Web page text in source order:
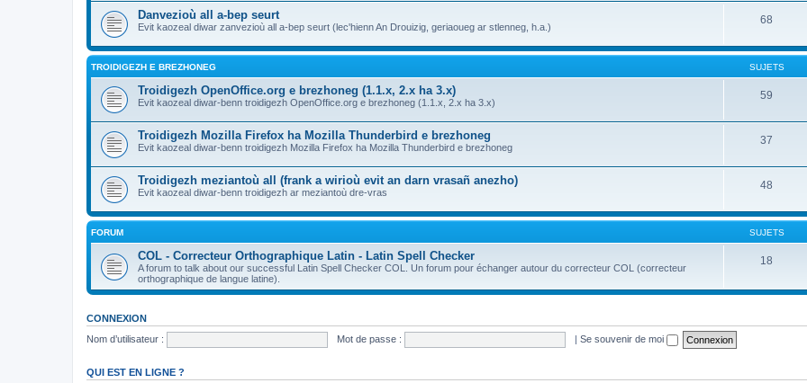
Danvezioù all a-bep seurt
Evit kaozeal diwar zanvezioù all a-bep seurt (lec'hienn An Drouizig, geriaoueg ar stlenneg, h.a.)
68
TROIDIGEZH E BREZHONEG SUJETS
Troidigezh OpenOffice.org e brezhoneg (1.1.x, 2.x ha 3.x)
Evit kaozeal diwar-benn troidigezh OpenOffice.org e brezhoneg (1.1.x, 2.x ha 3.x)
59
Troidigezh Mozilla Firefox ha Mozilla Thunderbird e brezhoneg
Evit kaozeal diwar-benn troidigezh Mozilla Firefox ha Mozilla Thunderbird e brezhoneg
37
Troidigezh meziantoù all (frank a wirioù evit an darn vrasañ anezho)
Evit kaozeal diwar-benn troidigezh ar meziantoù dre-vras
48
FORUM SUJETS
COL - Correcteur Orthographique Latin - Latin Spell Checker
A forum to talk about our successful Latin Spell Checker COL. Un forum pour échanger autour du correcteur COL (correcteur
orthographique de langue latine).
18
CONNEXION
Nom d’utilisateur :
Mot de passe : | Se souvenir de moi
QUI EST EN LIGNE ?